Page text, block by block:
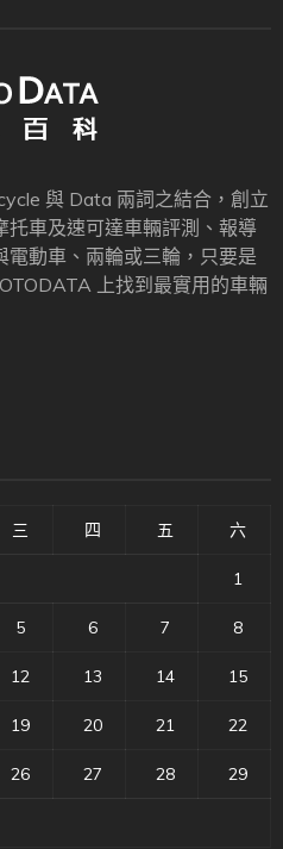
與 Data 兩詞之結合，創立
托車及速可達車輛評測、報導
動車、兩輪或三輪，只要是
上找到最實用的車輛
三 四 五 六
1
5 6 7 8
12 13 14 15
19 20 21 22
26 27 28 29